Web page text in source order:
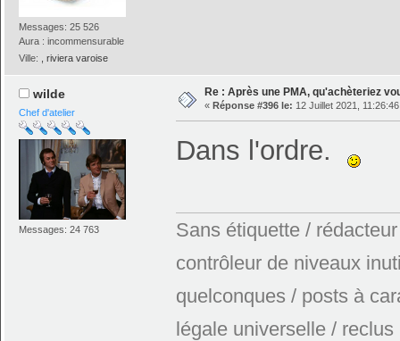
Messages: 25 526
Aura : incommensurable
Ville:
, riviera varoise
wilde
Chef d'atelier
Messages: 24 763
Re : Après une PMA, qu'achèteriez
« Réponse #396 le: 12 Juillet 2021,
Dans l'ordre.
Sans étiquette /
contrôleur de niveaux
quelconques / posts à
légale universelle / reclus